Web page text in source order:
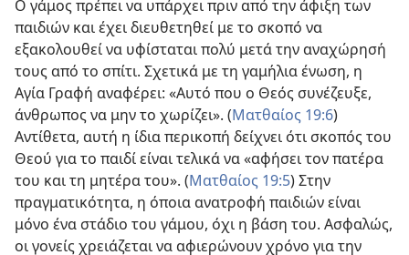
Ο γάμος πρέπει να υπάρχει πριν από την άφιξη των
παιδιών και έχει διευθετηθεί με το σκοπό να
εξακολουθεί να υφίσταται πολύ μετά την αναχώρησή
τους από το σπίτι. Σχετικά με τη γαμήλια ένωση, η
Αγία Γραφή αναφέρει: «Αυτό που ο Θεός συνέζευξε,
άνθρωπος να μην το χωρίζει». (Ματθαίος 19:6)
Αντίθετα, αυτή η ίδια περικοπή δείχνει ότι σκοπός του
Θεού για το παιδί είναι τελικά να «αφήσει τον πατέρα
του και τη μητέρα του». (Ματθαίος 19:5) Στην
πραγματικότητα, η όποια ανατροφή παιδιών είναι
μόνο ένα στάδιο του γάμου, όχι η βάση του. Ασφαλώς,
οι γονείς χρειάζεται να αφιερώνουν χρόνο για την